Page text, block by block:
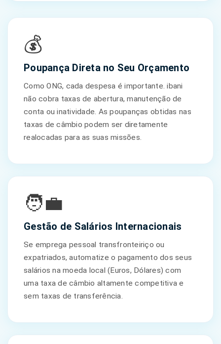
💰
Poupança Direta no Seu Orçamento
Como ONG, cada despesa é importante. ibani
não cobra taxas de abertura, manutenção de
conta ou inatividade. As poupanças obtidas nas
taxas de câmbio podem ser diretamente
realocadas para as suas missões.
🧑‍💼
Gestão de Salários Internacionais
Se emprega pessoal transfronteiriço ou
expatriados, automatize o pagamento dos seus
salários na moeda local (Euros, Dólares) com
uma taxa de câmbio altamente competitiva e
sem taxas de transferência.